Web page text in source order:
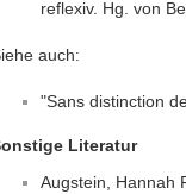
reflexiv. Hg. von
auch:
"Sans distinction
Literatur
Augstein, Hannah